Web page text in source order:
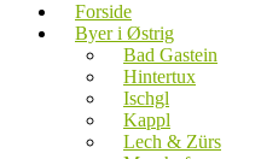
Forside
Byer i Østrig
Bad Gastein
Hintertux
Ischgl
Kappl
Lech & Zürs